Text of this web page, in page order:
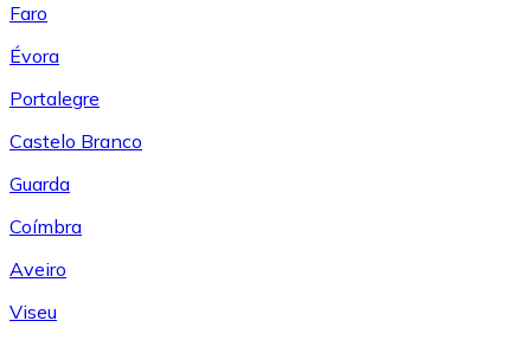
Faro
Évora
Portalegre
Castelo Branco
Guarda
Coímbra
Aveiro
Viseu